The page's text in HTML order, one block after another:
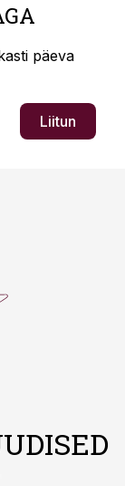
päeva
Liitun